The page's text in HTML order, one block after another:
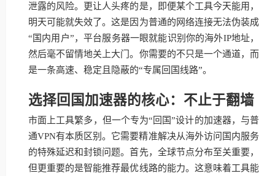
泄露的风险。更让人头疼的是，即便某个工具今天能用，
明天可能就失效了。这是因为普通的网络连接无法伪装成
“国内用户”，平台服务器一眼就能识别你的海外IP地址，
然后毫不留情地关上大门。你需要的不只是一个通道，而
是一条高速、稳定且隐蔽的“专属回国线路”。
选择回国加速器的核心：不止于翻墙
市面上工具繁多，但一个专为“回国”设计的加速器，与普
通VPN有本质区别。它需要精准解决从海外访问国内服务
的特殊延迟和封锁问题。首先，全球节点分布至关重要，
但更重要的是智能推荐最优线路的能力。这意味着工具能